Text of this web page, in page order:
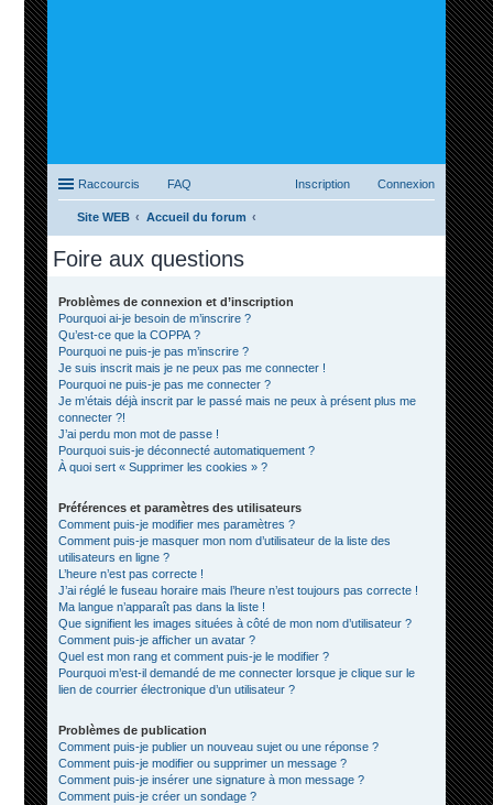
Raccourcis FAQ Connexion
Inscription
Site WEB
Accueil du forum
Foire aux questions
Problèmes de connexion et d’inscription
Pourquoi ai-je besoin de m’inscrire ?
Qu’est-ce que la COPPA ?
Pourquoi ne puis-je pas m’inscrire ?
Je suis inscrit mais je ne peux pas me connecter !
Pourquoi ne puis-je pas me connecter ?
Je m’étais déjà inscrit par le passé mais ne peux à présent plus me
connecter ?!
J’ai perdu mon mot de passe !
Pourquoi suis-je déconnecté automatiquement ?
À quoi sert « Supprimer les cookies » ?
Préférences et paramètres des utilisateurs
Comment puis-je modifier mes paramètres ?
Comment puis-je masquer mon nom d’utilisateur de la liste des
utilisateurs en ligne ?
L’heure n’est pas correcte !
J’ai réglé le fuseau horaire mais l’heure n’est toujours pas correcte !
Ma langue n’apparaît pas dans la liste !
Que signifient les images situées à côté de mon nom d’utilisateur ?
Comment puis-je afficher un avatar ?
Quel est mon rang et comment puis-je le modifier ?
Pourquoi m’est-il demandé de me connecter lorsque je clique sur le
lien de courrier électronique d’un utilisateur ?
Problèmes de publication
Comment puis-je publier un nouveau sujet ou une réponse ?
Comment puis-je modifier ou supprimer un message ?
Comment puis-je insérer une signature à mon message ?
Comment puis-je créer un sondage ?